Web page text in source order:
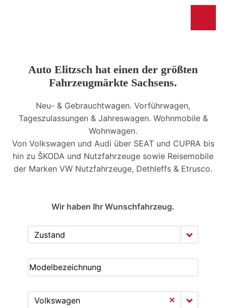
Auto Elitzsch hat einen der größten
Fahrzeugmärkte Sachsens.
Neu- & Gebrauchtwagen. Vorführwagen,
Tageszulassungen & Jahreswagen. Wohnmobile &
Wohnwagen.
Von Volkswagen und Audi über SEAT und CUPRA bis
hin zu ŠKODA und Nutzfahrzeuge sowie Reisemobile
der Marken VW Nutzfahrzeuge, Dethleffs & Etrusco.
Wir haben Ihr Wunschfahrzeug.
Zustand
Volkswagen